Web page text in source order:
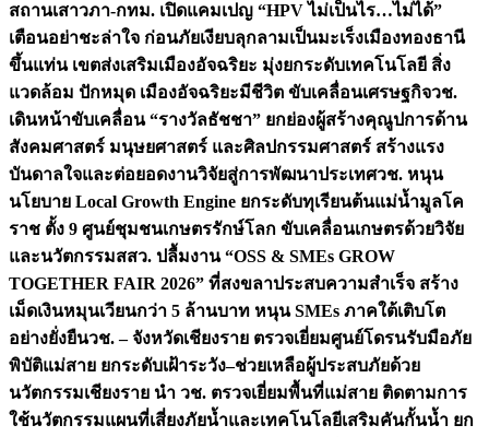
สถานเสาวภา-กทม. เปิดแคมเปญ “HPV ไม่เป็นไร…ไม่ได้”
เตือนอย่าชะล่าใจ ก่อนภัยเงียบลุกลามเป็นมะเร็งเมืองทองธานี
ขึ้นแท่น เขตส่งเสริมเมืองอัจฉริยะ มุ่งยกระดับเทคโนโลยี สิ่ง
แวดล้อม ปักหมุด เมืองอัจฉริยะมีชีวิต ขับเคลื่อนเศรษฐกิจวช.
เดินหน้าขับเคลื่อน “รางวัลธัชชา” ยกย่องผู้สร้างคุณูปการด้าน
สังคมศาสตร์ มนุษยศาสตร์ และศิลปกรรมศาสตร์ สร้างแรง
บันดาลใจและต่อยอดงานวิจัยสู่การพัฒนาประเทศวช. หนุน
นโยบาย Local Growth Engine ยกระดับทุเรียนต้นแม่น้ำมูลโค
ราช ตั้ง 9 ศูนย์ชุมชนเกษตรรักษ์โลก ขับเคลื่อนเกษตรด้วยวิจัย
และนวัตกรรมสสว. ปลื้มงาน “OSS & SMEs GROW
TOGETHER FAIR 2026” ที่สงขลาประสบความสำเร็จ สร้าง
เม็ดเงินหมุนเวียนกว่า 5 ล้านบาท หนุน SMEs ภาคใต้เติบโต
อย่างยั่งยืนวช. – จังหวัดเชียงราย ตรวจเยี่ยมศูนย์โดรนรับมือภัย
พิบัติแม่สาย ยกระดับเฝ้าระวัง–ช่วยเหลือผู้ประสบภัยด้วย
นวัตกรรมเชียงราย นำ วช. ตรวจเยี่ยมพื้นที่แม่สาย ติดตามการ
ใช้นวัตกรรมแผนที่เสี่ยงภัยน้ำและเทคโนโลยีเสริมคันกั้นน้ำ ยก